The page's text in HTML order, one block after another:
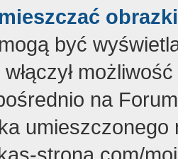
być
na